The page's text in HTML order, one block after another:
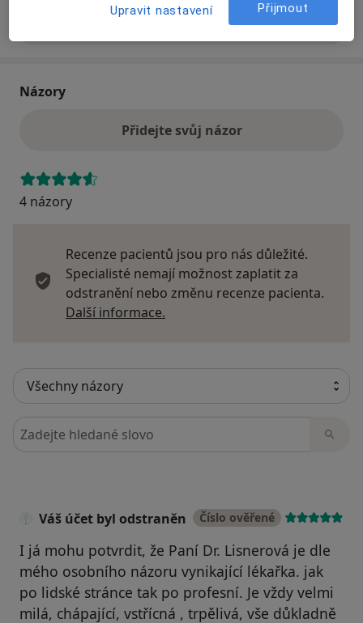
Názory
Přidejte svůj názor
4 názory
Recenze pacientů jsou pro nás důležité.
Specialisté nemají možnost zaplatit za
odstranění nebo změnu recenze pacienta.
Další informace.
Hledejte v názorech
Váš účet byl odstraněn Číslo ověřené
I já mohu potvrdit, že Paní Dr. Lisnerová je dle
mého osobního názoru vynikající lékařka. jak
po lidské stránce tak po profesní. Je vždy velmi
milá, chápající, vstřícná , trpělivá, vše důkladně
Upravit nastavení Přijmout